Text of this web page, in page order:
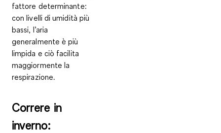
fattore determinante:
con livelli di umidità più
bassi, l’aria
generalmente è più
limpida e ciò facilita
maggiormente la
respirazione.
Correre in
inverno: